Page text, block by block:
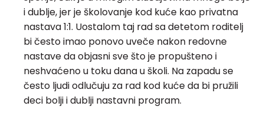
i dublje, jer je školovanje kod kuće kao privatna
nastava 1:1. Uostalom taj rad sa detetom roditelj
bi često imao ponovo uveče nakon redovne
nastave da objasni sve što je propušteno i
neshvaćeno u toku dana u školi. Na zapadu se
često ljudi odlučuju za rad kod kuće da bi pružili
deci bolji i dublji nastavni program.